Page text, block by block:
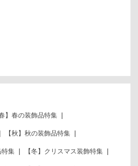
春】春の装飾品特集
【秋】秋の装飾品特集
特集 【冬】クリスマス装飾特集